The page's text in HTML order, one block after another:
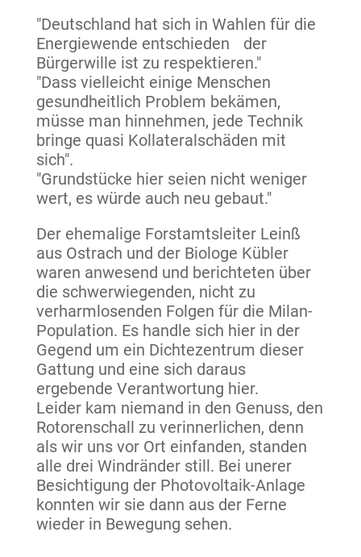
"Deutschland hat sich in Wahlen für die
Energiewende entschieden der
Bürgerwille ist zu respektieren."
"Dass vielleicht einige Menschen
gesundheitlich Problem bekämen,
müsse man hinnehmen, jede Technik
bringe quasi Kollateralschäden mit
sich".
"Grundstücke hier seien nicht weniger
wert, es würde auch neu gebaut."
Der ehemalige Forstamtsleiter Leinß
aus Ostrach und der Biologe Kübler
waren anwesend und berichteten über
die schwerwiegenden, nicht zu
verharmlosenden Folgen für die Milan-
Population. Es handle sich hier in der
Gegend um ein Dichtezentrum dieser
Gattung und eine sich daraus
ergebende Verantwortung hier.
Leider kam niemand in den Genuss, den
Rotorenschall zu verinnerlichen, denn
als wir uns vor Ort einfanden, standen
alle drei Windränder still. Bei unerer
Besichtigung der Photovoltaik-Anlage
konnten wir sie dann aus der Ferne
wieder in Bewegung sehen.